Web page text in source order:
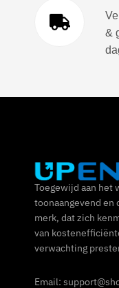
&
Toegewijd aan het
toonaangevend
merk, dat zich
van
verwachting
Email: